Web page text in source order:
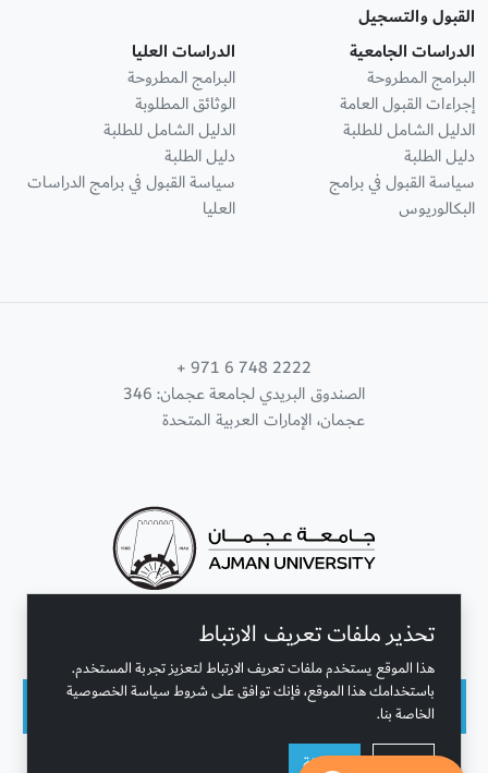
تحذير ملفات تعريف الارتباط
هذا الموقع يستخدم ملفات تعريف الارتباط لتعزيز تجربة المستخدم.
باستخدامك هذا الموقع، فإنك توافق على شروط سياسة الخصوصية
الخاصة بنا.
رفض موافقة
القبول والتسجيل
الدراسات الجامعية
البرامج المطروحة
إجراءات القبول العامة
الدليل الشامل للطلبة
دليل الطلبة
سياسة القبول في برامج
البكالوريوس
الدراسات العليا
البرامج المطروحة
الوثائق المطلوبة
الدليل الشامل للطلبة
دليل الطلبة
سياسة القبول في برامج الدراسات
العليا
+ 971 6 748 2222
الصندوق البريدي لجامعة عجمان: 346
عجمان، الإمارات العربية المتحدة
تواصل معنا
حقوق النشر محفوظة © جامعة عجمان 2001 - 2026